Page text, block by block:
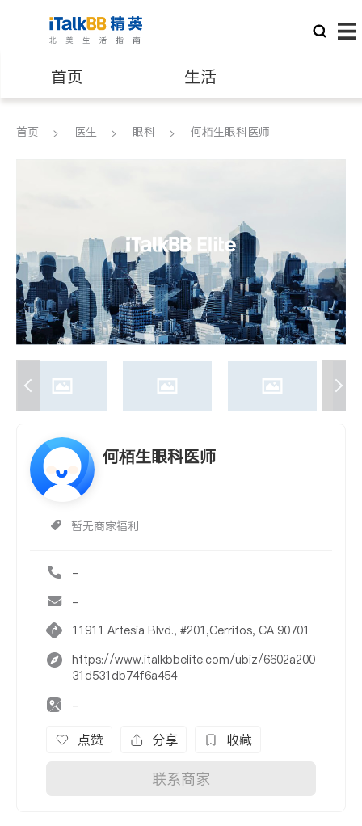
首页 生活
医生 律师
养老 非盈利组织
首页 医生 眼科 何栢生眼科医师
何栢生眼科医师
暂无商家福利
-
-
11911 Artesia Blvd., #201,Cerritos, CA 90701
https://www.italkbbelite.com/ubiz/6602a200
31d531db74f6a454
-
点赞 分享 收藏
联系商家